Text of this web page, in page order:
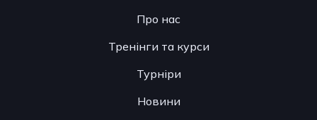
Про нас
Тренінги та курси
Турніри
Новини